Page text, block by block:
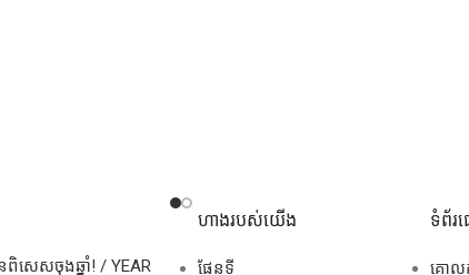
សេសចុងឆ្នាំ! / YEAR
ហាងរបស់យើង
ផែនទី
ទំព័រ
គោល